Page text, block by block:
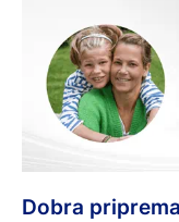
Dobra priprema